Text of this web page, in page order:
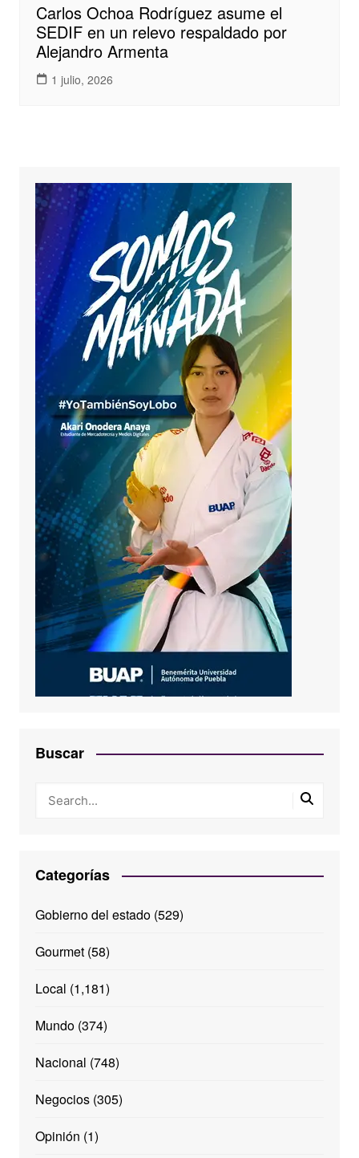
Carlos Ochoa Rodríguez asume el
SEDIF en un relevo respaldado por
Alejandro Armenta
1 julio, 2026
Buscar
Categorías
Gobierno del estado(529)
Gourmet(58)
Local (1,181)
Mundo(374)
Nacional (748)
Negocios(305)
Opinión (1)